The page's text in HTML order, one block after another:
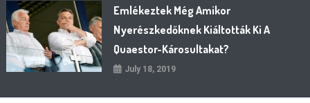
Emlékeztek Még Amikor
Nyerészkedőknek Kiáltották Ki A
Quaestor-Károsultakat?
July 18, 2019